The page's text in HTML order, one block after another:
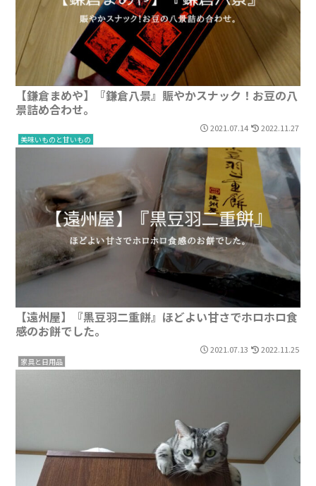
【鎌倉まめや】『鎌倉八景』賑やかスナック！お豆の八
景詰め合わせ。
2021.07.14 2022.11.27
美味いものと甘いもの
【遠州屋】『黒豆羽二重餅』ほどよい甘さでホロホロ食
感のお餅でした。
2021.07.13 2022.11.25
家具と日用品